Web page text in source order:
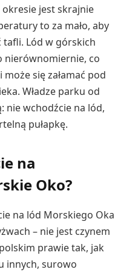
jest skrajnie
to za mało, aby
Lód w górskich
nierównomiernie, co
się załamać pod
Władze parku od
nie wchodźcie na lód,
pułapkę.
na
Oko?
na lód Morskiego Oka
– nie jest czynem
prawie tak, jak
innych, surowo